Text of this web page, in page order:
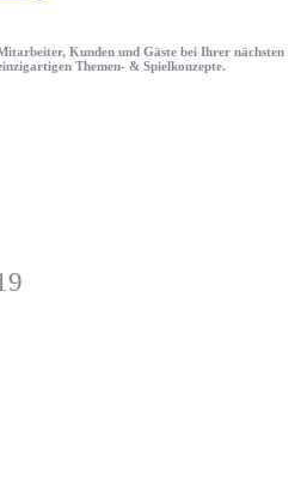
Kunden und Gäste bei Ihrer nächsten
Themen- & Spielkonzepte.